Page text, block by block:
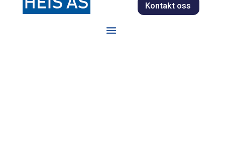
Kontakt oss